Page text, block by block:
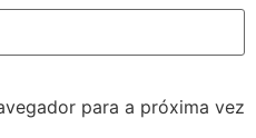
para a próxima vez